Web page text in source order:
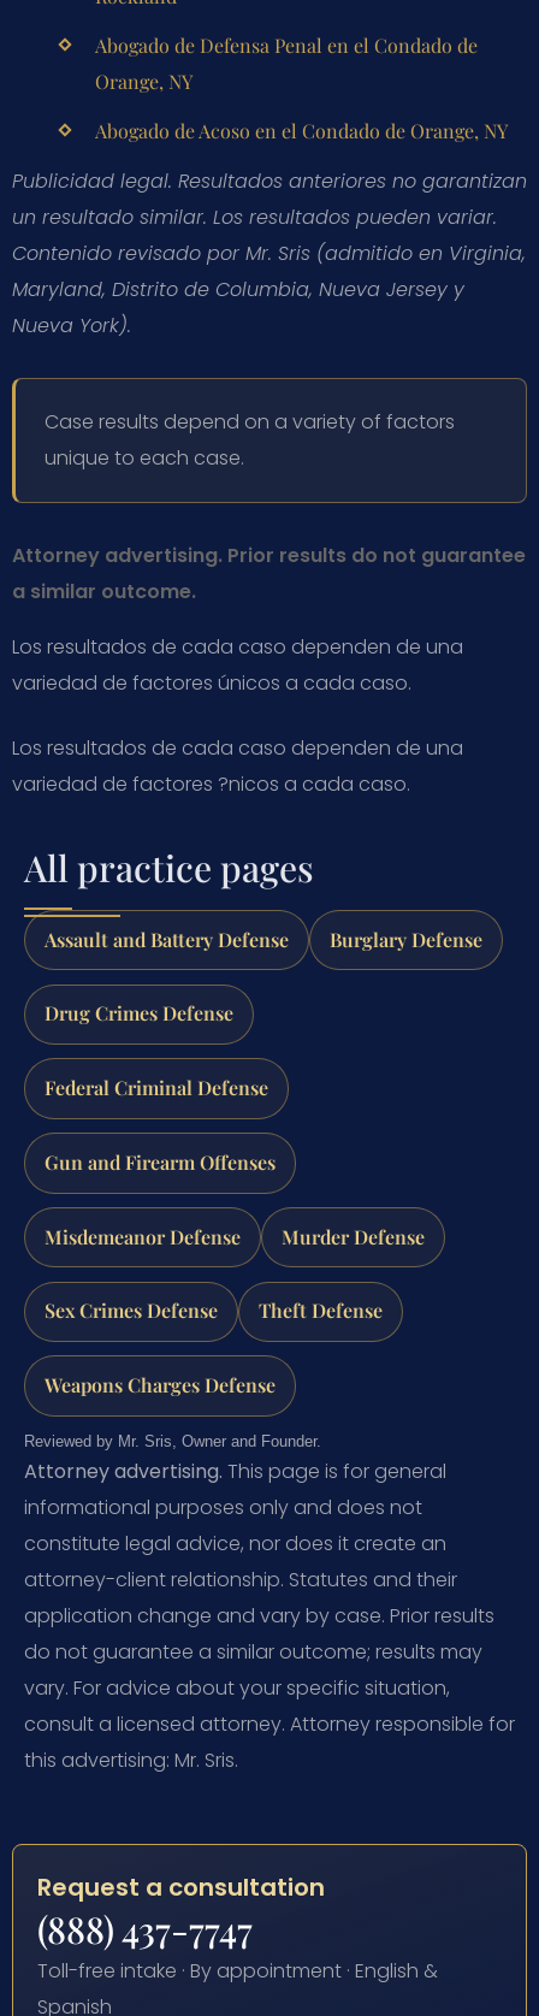
Abogado de Defensa Penal en el Condado de
Orange, NY
Abogado de Acoso en el Condado de Orange, NY
Publicidad legal. Resultados anteriores no garantizan
un resultado similar. Los resultados pueden variar.
Contenido revisado por Mr. Sris (admitido en Virginia,
Maryland, Distrito de Columbia, Nueva Jersey y
Nueva York).
Case results depend on a variety of factors
unique to each case.
Attorney advertising. Prior results do not guarantee
a similar outcome.
Los resultados de cada caso dependen de una
variedad de factores únicos a cada caso.
Los resultados de cada caso dependen de una
variedad de factores ?nicos a cada caso.
All practice pages
Assault and Battery Defense Burglary Defense
Drug Crimes Defense
Federal Criminal Defense
Gun and Firearm Offenses
Misdemeanor Defense Murder Defense
Sex Crimes Defense Theft Defense
Weapons Charges Defense
Reviewed by Mr. Sris, Owner and Founder.
Attorney advertising. This page is for general
informational purposes only and does not
constitute legal advice, nor does it create an
attorney-client relationship. Statutes and their
application change and vary by case. Prior results
do not guarantee a similar outcome; results may
vary. For advice about your specific situation,
consult a licensed attorney. Attorney responsible for
this advertising: Mr. Sris.
Request a consultation
(888) 437-7747
Toll-free intake · By appointment · English &
Spanish